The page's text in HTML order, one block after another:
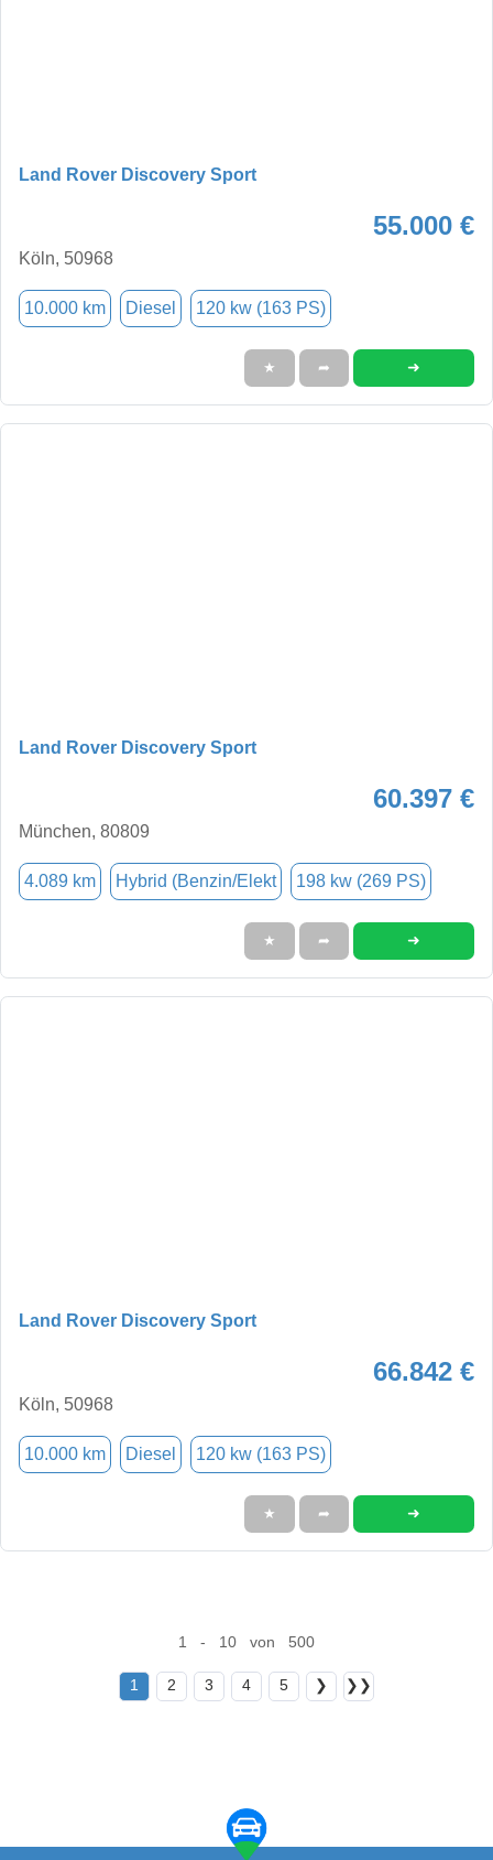
Land Rover Discovery Sport
55.000 €
Köln, 50968
10.000 km Diesel 120 kw (163 PS)
★ ➦ ➜
Land Rover Discovery Sport
60.397 €
München, 80809
4.089 km Hybrid (Benzin/Elekt 198 kw (269 PS)
★ ➦ ➜
Land Rover Discovery Sport
66.842 €
Köln, 50968
10.000 km Diesel 120 kw (163 PS)
★ ➦ ➜
1 - 10 von 500
1 2 3 4 5 ❯ ❯❯